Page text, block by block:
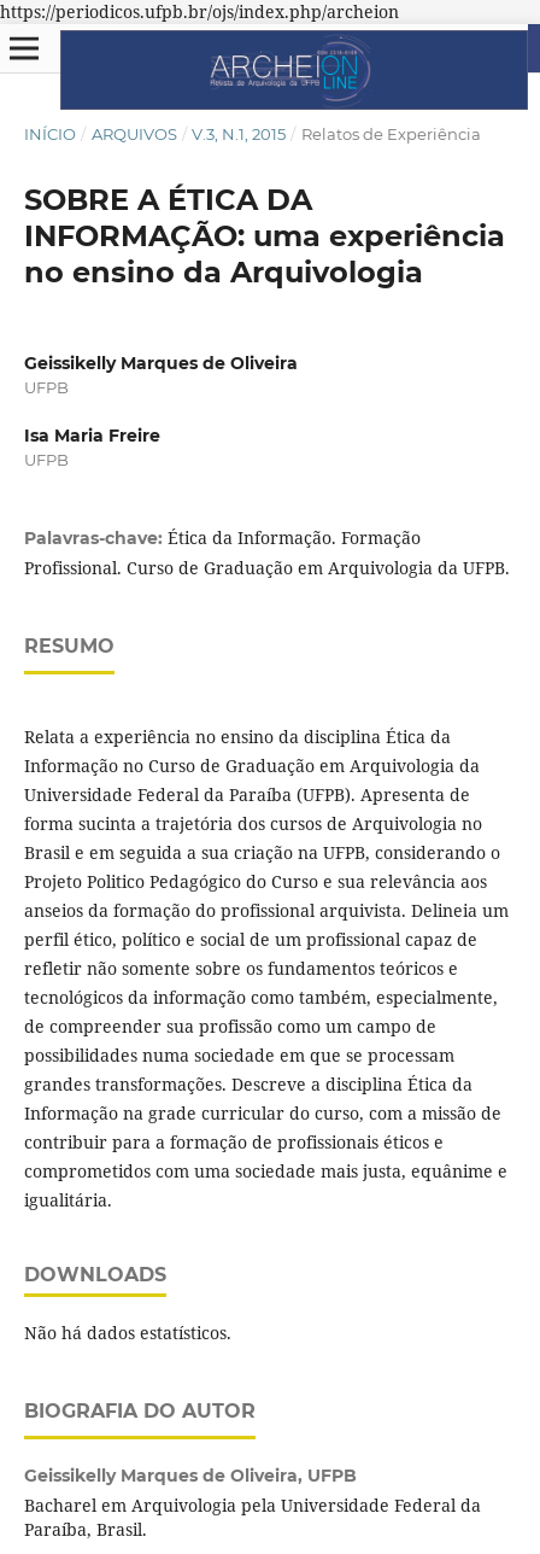
https://periodicos.ufpb.br/ojs/index.php/archeion
INÍCIO / ARQUIVOS / V.3, N.1, 2015 / Relatos de Experiência
SOBRE A ÉTICA DA
INFORMAÇÃO: uma experiência
no ensino da Arquivologia
Geissikelly Marques de Oliveira
UFPB
Isa Maria Freire
UFPB
Palavras-chave: Ética da Informação. Formação
Profissional. Curso de Graduação em Arquivologia da UFPB.
RESUMO
Relata a experiência no ensino da disciplina Ética da
Informação no Curso de Graduação em Arquivologia da
Universidade Federal da Paraíba (UFPB). Apresenta de
forma sucinta a trajetória dos cursos de Arquivologia no
Brasil e em seguida a sua criação na UFPB, considerando o
Projeto Politico Pedagógico do Curso e sua relevância aos
anseios da formação do profissional arquivista. Delineia um
perfil ético, político e social de um profissional capaz de
refletir não somente sobre os fundamentos teóricos e
tecnológicos da informação como também, especialmente,
de compreender sua profissão como um campo de
possibilidades numa sociedade em que se processam
grandes transformações. Descreve a disciplina Ética da
Informação na grade curricular do curso, com a missão de
contribuir para a formação de profissionais éticos e
comprometidos com uma sociedade mais justa, equânime e
igualitária.
DOWNLOADS
Não há dados estatísticos.
BIOGRAFIA DO AUTOR
Geissikelly Marques de Oliveira, UFPB
Bacharel em Arquivologia pela Universidade Federal da
Paraíba, Brasil.